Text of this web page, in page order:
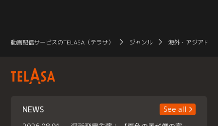
動画配信サービスのTELASA（テラサ） ジャンル 海外・アジアドラ
NEWS
See all